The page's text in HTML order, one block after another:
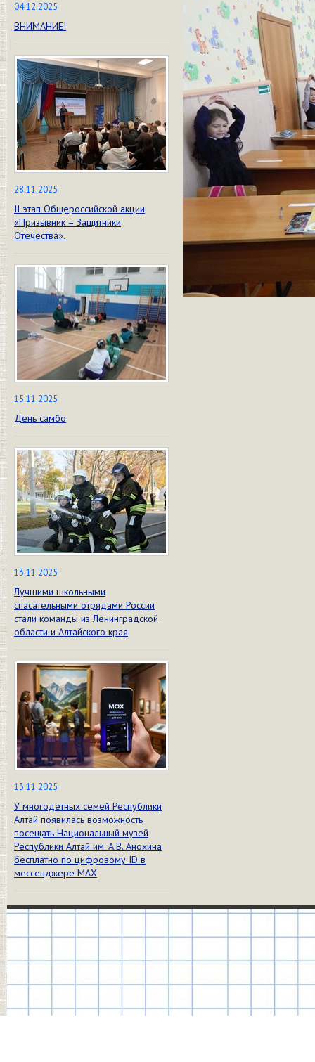
04.12.2025
ВНИМАНИЕ!
28.11.2025
II этап Общероссийской акции
«Призывник – Защитники
Отечества».
15.11.2025
День самбо
13.11.2025
Лучшими школьными
спасательными отрядами России
стали команды из Ленинградской
области и Алтайского края
13.11.2025
У многодетных семей Республики
Алтай появилась возможность
посещать Национальный музей
Республики Алтай им. А.В. Анохина
бесплатно по цифровому ID в
мессенджере МАХ